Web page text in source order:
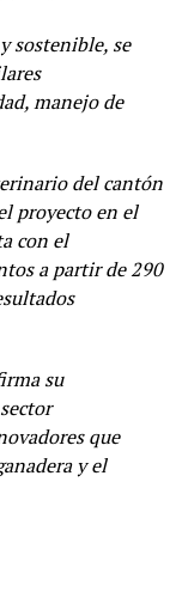
sostenible, se
manejo de
del cantón
proyecto en el
con el
a partir de 290
su
que
y el